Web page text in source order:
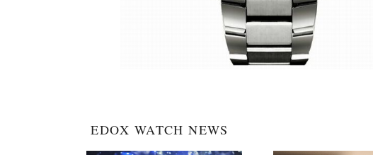
EDOX WATCH NEWS